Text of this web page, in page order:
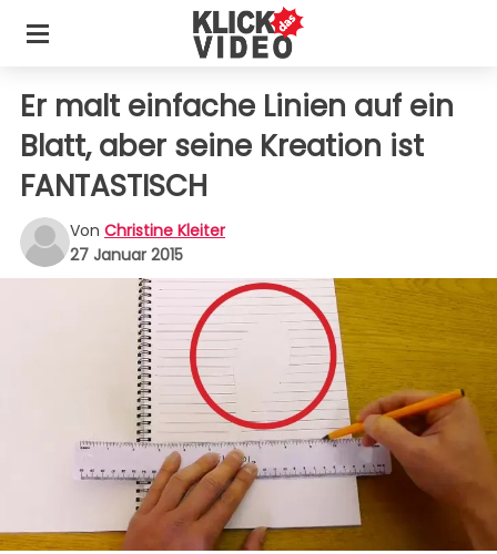
Er malt einfache Linien auf ein
Blatt, aber seine Kreation ist
FANTASTISCH
Von Christine Kleiter
27 Januar 2015